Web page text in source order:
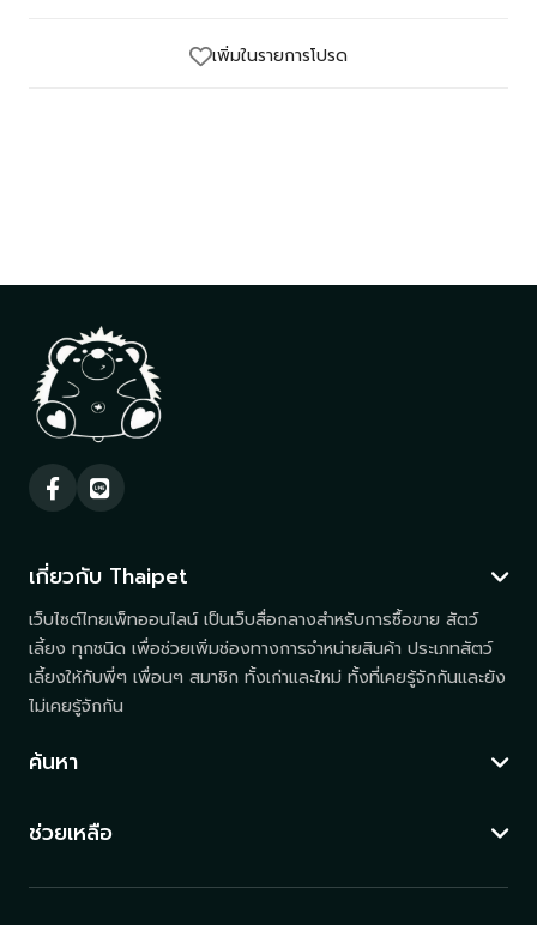
เพิ่มในรายการโปรด
เกี่ยวกับ Thaipet
เว็บไซต์ไทยเพ็ทออนไลน์ เป็นเว็บสื่อกลางสำหรับการซื้อขาย สัตว์
เลี้ยง ทุกชนิด เพื่อช่วยเพิ่มช่องทางการจำหน่ายสินค้า ประเภทสัตว์
เลี้ยงให้กับพี่ๆ เพื่อนๆ สมาชิก ทั้งเก่าและใหม่ ทั้งที่เคยรู้จักกันและยัง
ไม่เคยรู้จักกัน
ค้นหา
ช่วยเหลือ